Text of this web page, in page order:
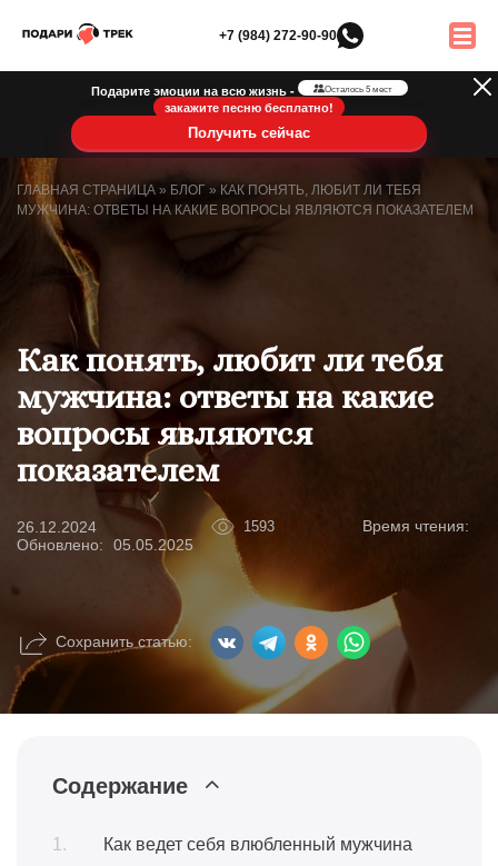
+7 (984) 272-90-90
Подарите эмоции на всю жизнь - Осталось 5 мест
закажите песню бесплатно!
Получить сейчас
ГЛАВНАЯ СТРАНИЦА » БЛОГ » КАК ПОНЯТЬ, ЛЮБИТ ЛИ ТЕБЯ
МУЖЧИНА: ОТВЕТЫ НА КАКИЕ ВОПРОСЫ ЯВЛЯЮТСЯ ПОКАЗАТЕЛЕМ
Как понять, любит ли тебя
мужчина: ответы на какие
вопросы являются
показателем
26.12.2024 1593
Время чтения:
Обновлено:
05.05.2025
Сохранить статью:
Содержание
Как ведет себя влюбленный мужчина